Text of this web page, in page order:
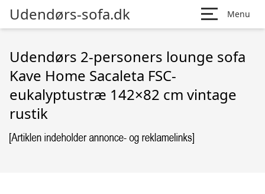
Udendørs-sofa.dk Menu
Udendørs 2-personers lounge sofa
Kave Home Sacaleta FSC-
eukalyptustræ 142×82 cm vintage
rustik